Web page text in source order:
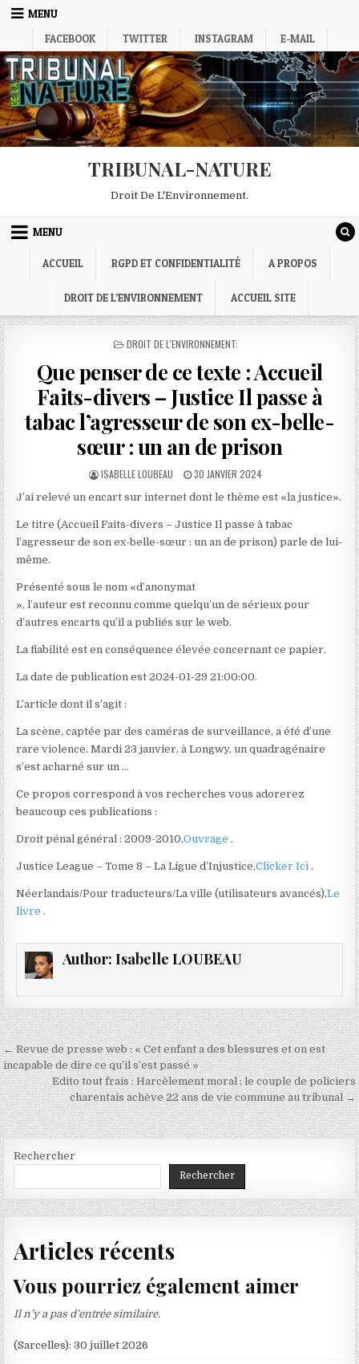
Skip
MENU
FACEBOOK
TWITTER INSTAGRAM E-MAIL
TRIBUNAL-NATURE
Droit De L'Environnement.
MENU
ACCUEIL RGPD ET CONFIDENTIALITÉ A PROPOS
DROIT DE L’ENVIRONNEMENT ACCUEIL SITE
POSTED
DROIT DE L'ENVIRONNEMENT:
Que penser de ce texte : Accueil
Faits-divers – Justice Il passe à
tabac l’agresseur de son ex-belle-
sœur : un an de prison
AUTHOR:
ISABELLE LOUBEAU
PUBLISHED
30 JANVIER 2024
J’ai relevé un encart sur internet dont le thème est «la justice».
Le titre (Accueil Faits-divers – Justice Il passe à tabac
l’agresseur de son ex-belle-sœur : un an de prison) parle de lui-
même.
Présenté sous le nom «d’anonymat
», l’auteur est reconnu comme quelqu’un de sérieux pour
d’autres encarts qu’il a publiés sur le web.
La fiabilité est en conséquence élevée concernant ce papier.
La date de publication est 2024-01-29 21:00:00.
L’article dont il s’agit :
La scène, captée par des caméras de surveillance, a été d’une
rare violence. Mardi 23 janvier, à Longwy, un quadragénaire
s’est acharné sur un …
Ce propos correspond à vos recherches vous adorerez
beaucoup ces publications :
Droit pénal général : 2009-2010,Ouvrage.
Justice League – Tome 8 – La Ligue d’Injustice,Clicker Ici.
Néerlandais/Pour traducteurs/La ville (utilisateurs avancés),Le
livre.
Author: Isabelle LOUBEAU
Navigation
de
l’article
← Revue de presse web : « Cet enfant a des blessures et on est
incapable de dire ce qu’il s’est passé »
Edito tout frais : Harcèlement moral : le couple de policiers
charentais achève 22 ans de vie commune au tribunal →
Rechercher
Rechercher
Articles récents
Vous pourriez également aimer
Il n’y a pas d’entrée similaire.
(Sarcelles): 30 juillet 2026